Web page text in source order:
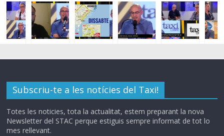
Subscriu-te a les notícies del Taxi!
Totes les noticies, tota la actualitat, estem preparant la nova
Newsletter del STAC perque estiguis sempre informat de tot lo
mes rellevant.